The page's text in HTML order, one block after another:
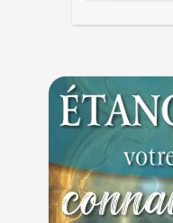
Le masque de
30 juin 1559 : Henri II
coup de lance lors d’un